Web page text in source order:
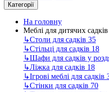
Категорії
На головну
Меблі для дитячих садків
↳Столи для садків 35
↳Стільці для садків 18
↳Шафи для садків у
↳Ліжка для садків 18
↳Ігрові меблі для садків
↳Стінки для садків 70